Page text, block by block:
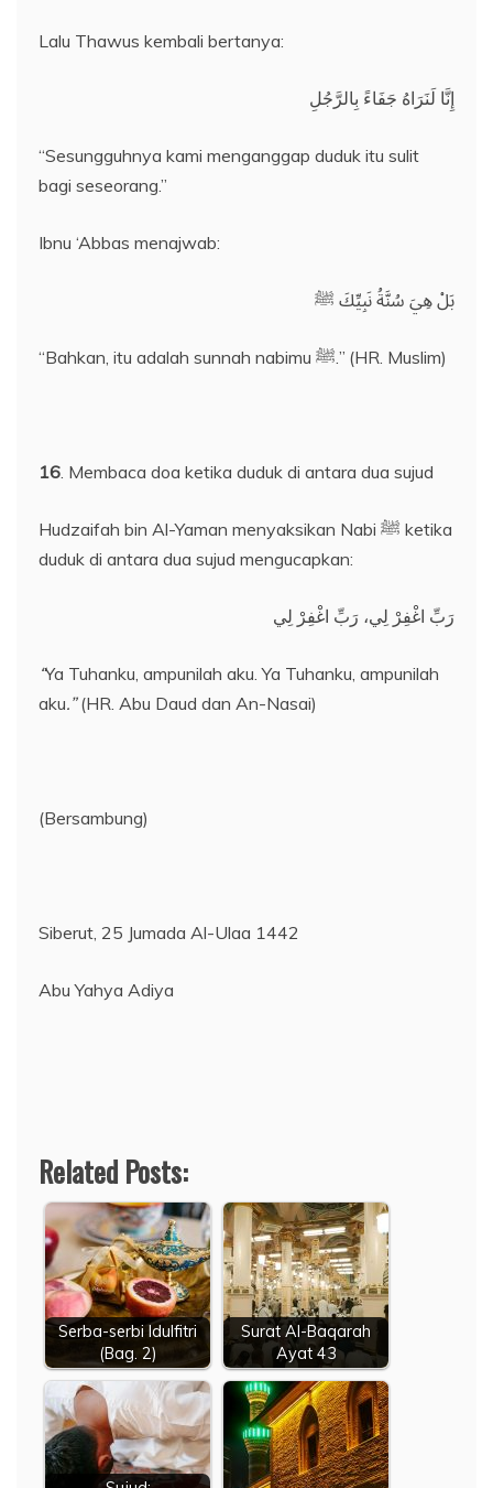
Lalu Thawus kembali bertanya:
إِنَّا لَنَرَاهُ جَفَاءً بِالرَّجُلِ
“Sesungguhnya kami menganggap duduk itu sulit
bagi seseorang.”
Ibnu ‘Abbas menajwab:
بَلْ هِيَ سُنَّةُ نَبِيِّكَ ﷺ
“Bahkan, itu adalah sunnah nabimu ﷺ.” (HR. Muslim)
16. Membaca doa ketika duduk di antara dua sujud
Hudzaifah bin Al-Yaman menyaksikan Nabi ﷺ ketika
duduk di antara dua sujud mengucapkan:
رَبِّ اغْفِرْ لِي، رَبِّ اغْفِرْ لِي
“Ya Tuhanku, ampunilah aku. Ya Tuhanku, ampunilah
aku.”(HR. Abu Daud dan An-Nasai)
(Bersambung)
Siberut, 25 Jumada Al-Ulaa 1442
Abu Yahya Adiya
Related Posts:
Serba-serbi Idulfitri
(Bag. 2)
Surat Al-Baqarah
Ayat 43